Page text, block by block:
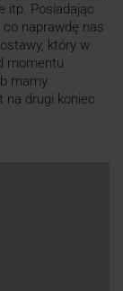
itp. Posiadając
naprawdę nas
który w
momentu
mamy
na drugi koniec